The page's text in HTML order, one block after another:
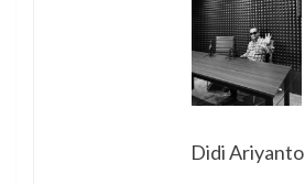
Didi Ariyanto